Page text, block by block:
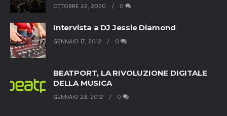
OTTOBRE 22, 2020 0
Intervista a DJ Jessie Diamond
GENNAIO 17, 2012 0
BEATPORT, LA RIVOLUZIONE DIGITALE
DELLA MUSICA
GENNAIO 23, 2012 0